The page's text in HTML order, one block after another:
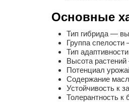
Основные
Тип гибрида —
Группа
Тип
Высота
Потенциал
Содержание
Устойчивость к
Толерантность к